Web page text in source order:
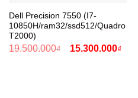
Dell Precision 7550 (I7-
10850H/ram32/ssd512/Quadro
T2000)
19.500.000₫
Giá
15.300.000₫Giá